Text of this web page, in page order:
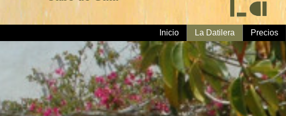
Inicio La Datilera Precios